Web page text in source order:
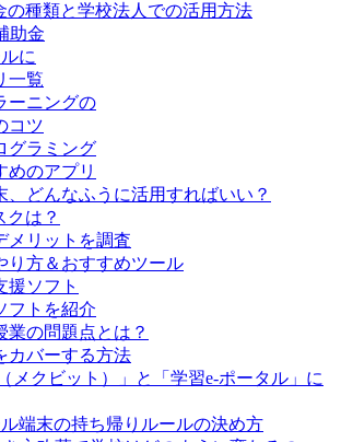
の種類と学校法人での活用方法
助金
に
一覧
ーニングの
コツ
グラミング
めのアプリ
、どんなふうに活用すればいい？
クは？
メリットを調査
り方＆おすすめツール
援ソフト
フトを紹介
業の問題点とは？
カバーする方法
メクビット）」と「学習e-ポータル」に
端末の持ち帰りルールの決め方